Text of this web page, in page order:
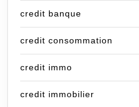
credit banque
credit consommation
credit immo
credit immobilier